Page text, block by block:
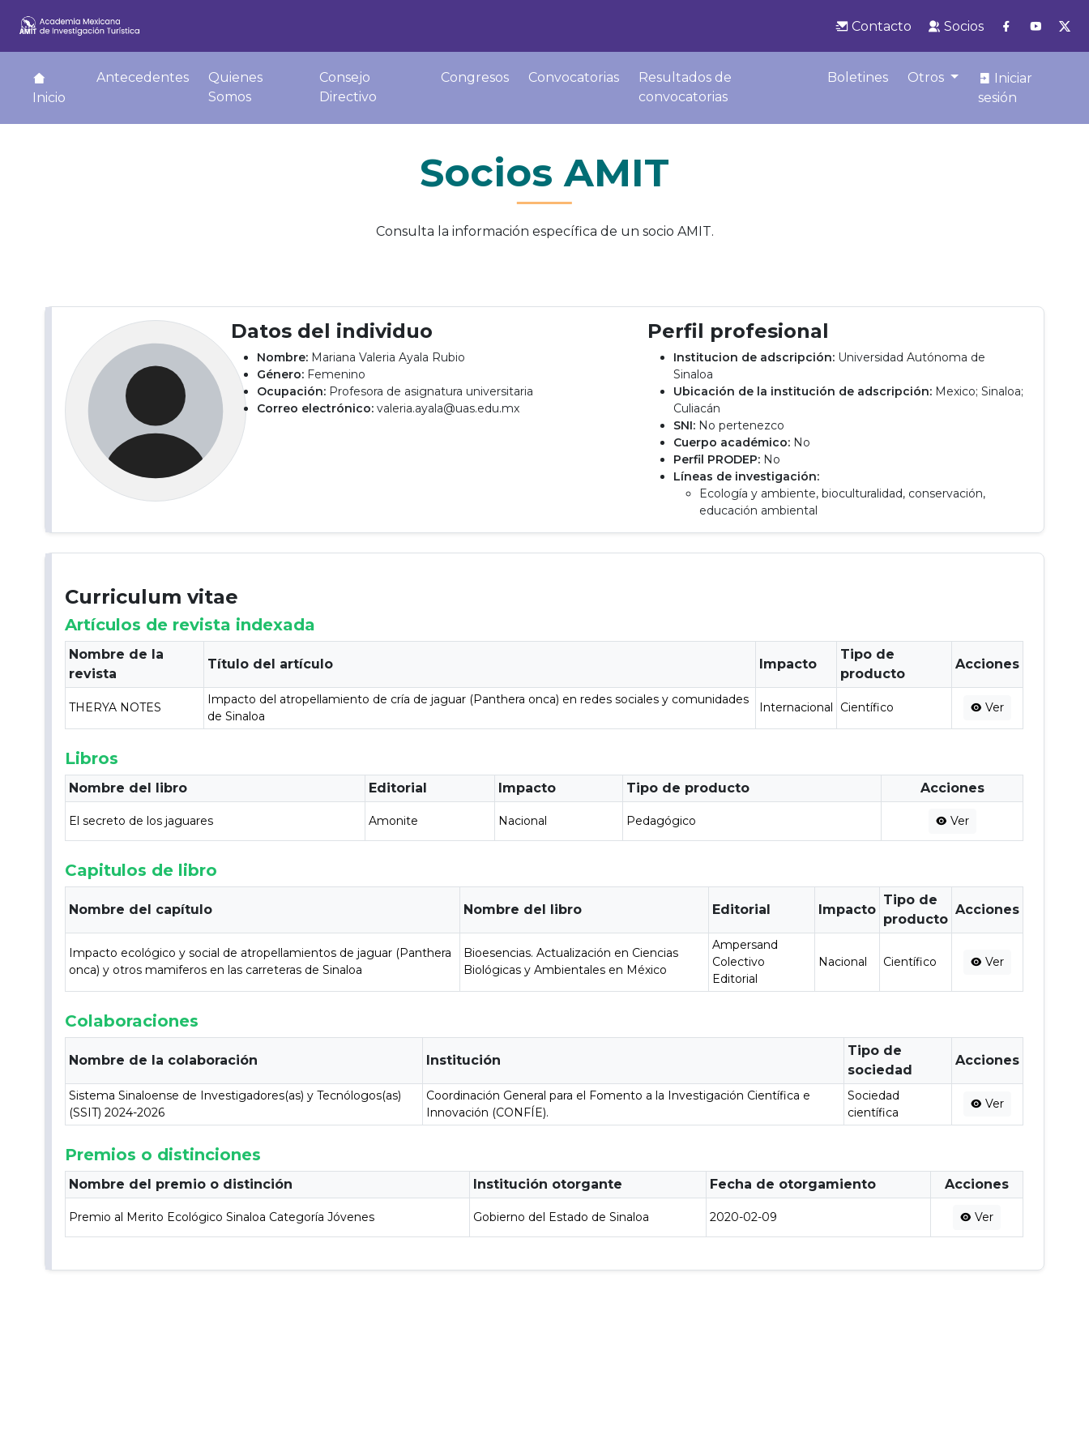
Contacto Socios
Inicio
Antecedentes
Quienes
Somos
Consejo
Directivo
Congresos Convocatorias
Resultados de
convocatorias
Boletines Otros
Iniciar
sesión
Socios AMIT
Consulta la información específica de un socio AMIT.
Datos del individuo
Nombre: Mariana Valeria Ayala Rubio
Género: Femenino
Ocupación: Profesora de asignatura universitaria
Correo electrónico: valeria.ayala@uas.edu.mx
Perfil profesional
Institucion de adscripción:Universidad Autónoma de
Sinaloa
Ubicación de la institución de adscripción:Mexico; Sinaloa;
Culiacán
SNI:No pertenezco
Cuerpo académico:No
Perfil PRODEP:No
Líneas de investigación:
Ecología y ambiente, bioculturalidad, conservación,
educación ambiental
Curriculum vitae
Artículos de revista indexada
Nombre de la
revista
Título del artículo Impacto
Tipo de
producto
Acciones
THERYA NOTES
Impacto del atropellamiento de cría de jaguar (Panthera onca) en redes sociales y comunidades
de Sinaloa
Internacional Científico Ver
Libros
Nombre del libro Editorial Impacto Tipo de producto Acciones
El secreto de los jaguares Amonite Nacional Pedagógico Ver
Capitulos de libro
Nombre del capítulo Nombre del libro Editorial Impacto
Tipo de
producto
Acciones
Impacto ecológico y social de atropellamientos de jaguar (Panthera
onca) y otros mamiferos en las carreteras de Sinaloa
Bioesencias. Actualización en Ciencias
Biológicas y Ambientales en México
Ampersand
Colectivo
Editorial
Nacional Científico Ver
Colaboraciones
Nombre de la colaboración Institución
Tipo de
sociedad
Acciones
Sistema Sinaloense de Investigadores(as) y Tecnólogos(as)
(SSIT) 2024-2026
Coordinación General para el Fomento a la Investigación Científica e
Innovación (CONFÍE).
Sociedad
científica
Ver
Premios o distinciones
Nombre del premio o distinción Institución otorgante Fecha de otorgamiento Acciones
Premio al Merito Ecológico Sinaloa Categoría Jóvenes Gobierno del Estado de Sinaloa 2020-02-09 Ver